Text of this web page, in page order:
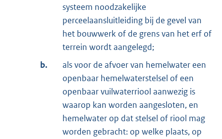
systeem noodzakelijke
perceelaansluitleiding bij de gevel van
het bouwwerk of de grens van het erf of
terrein wordt aangelegd;
b.
als voor de afvoer van hemelwater een
openbaar hemelwaterstelsel of een
openbaar vuilwaterriool aanwezig is
waarop kan worden aangesloten, en
hemelwater op dat stelsel of riool mag
worden gebracht: op welke plaats, op